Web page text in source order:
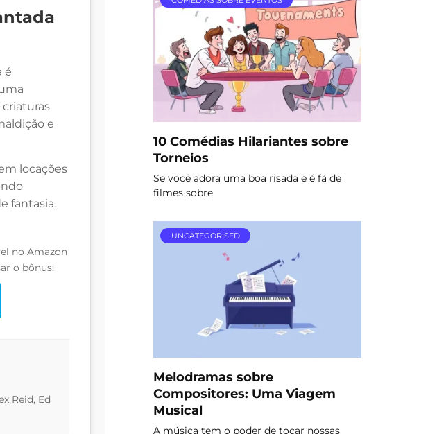
é
e
locações
fantasia.
no Amazon
o bônus:
Reid, Ed
10 Comédias Hilariantes sobre
Torneios
Se você adora uma boa risada e é fã de
filmes sobre
UNCATEGORISED
Melodramas sobre
Compositores: Uma Viagem
Musical
A música tem o poder de tocar nossas